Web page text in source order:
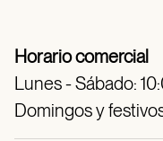
Horario comercial
Lunes - Sábado:
Domingos y